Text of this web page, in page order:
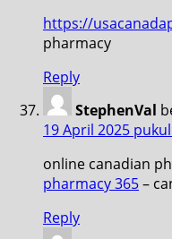
https://
pharmacy
Reply
StephenVal
19 April 2025
online canadian
pharmacy 365–
Reply